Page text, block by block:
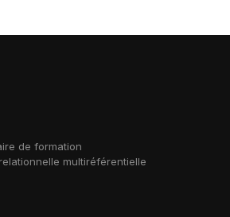
de formation
multiréférentielle